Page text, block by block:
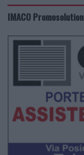
IMACO Promosolution